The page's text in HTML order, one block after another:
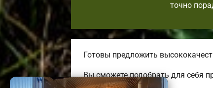
точно
Готовы предложить
Вы сможете подобрать для себя